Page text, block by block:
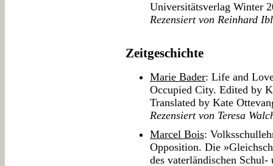
Universitätsverlag Winter
Rezensiert von Reinhard
Zeitgeschichte
Marie Bader: Life and
Occupied City. Edited by
Translated by Kate
Rezensiert von Teresa
Marcel Bois:
Opposition. Die
des vaterländischen